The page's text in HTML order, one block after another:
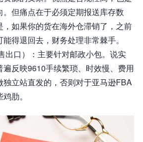
。但痛点在于必须定期报送库存数
，如果你的货在海外仓滞销了，之前
得退回去，财务处理非常棘手。
出口）：主要针对邮政小包。说实
遍反映9610手续繁琐、时效慢、费用
独立站直发的，否则对于亚马逊FBA
肋。